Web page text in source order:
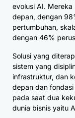
evolusi AI. Mereka
depan, dengan
pertumbuhan,
dengan 46%
Solusi yang
sistem yang
infrastruktur, dan
depan dan
pada saat dua
dunia bisnis yaitu